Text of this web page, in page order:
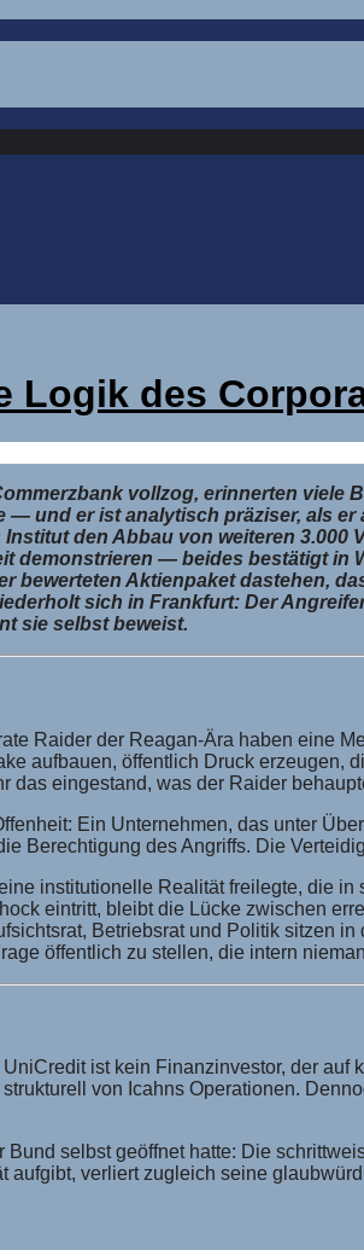
Logik des
vollzog, erinnerten
und er ist analytisch präziser, als
den Abbau von weiteren
demonstrieren — beides bestätigt
bewerteten Aktienpaket dastehen,
sich in Frankfurt: Der
sie selbst beweist.
Raider der Reagan-Ära haben eine
aufbauen, öffentlich Druck
das eingestand, was der Raider
Ein Unternehmen, das unter
Berechtigung des Angriffs. Die
institutionelle Realität freilegte, die
eintritt, bleibt die Lücke zwischen
Betriebsrat und Politik sitzen
öffentlich zu stellen, die intern
ist kein Finanzinvestor, der
von Icahns Operationen.
selbst geöffnet hatte: Die
verliert zugleich seine